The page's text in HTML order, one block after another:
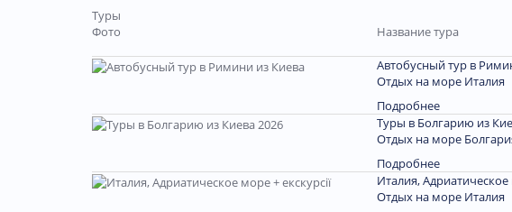
Туры
Фото
Название тура
Автобусный тур в
Отдых на море Италия
Подробнее
Туры в Болгарию из
Отдых на море
Подробнее
Италия, Адриатическое
Отдых на море Италия